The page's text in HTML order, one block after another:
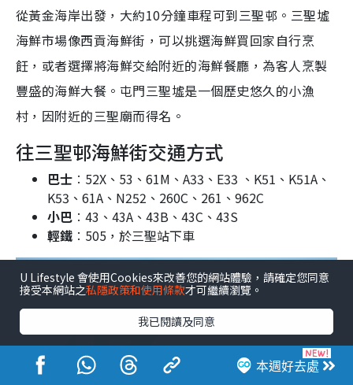
從黃金海岸出發，大約10分鐘車程可到三聖邨。三聖墟
海鮮市場像西貢海鮮街，可以挑選海鮮買回家自行烹
飪，或者選擇將海鮮交給附近的海鮮餐廳，為客人烹製
豐盛的海鮮大餐。屯門三聖墟是一個歷史悠久的小漁
村，因附近的三聖廟而得名。
往三聖邨海鮮街交通方式
巴士 ︰52X、53、61M、A33、E33 、K51、K51A、
K53、61A、N252、260C、261、962C
小巴 ︰43、43A、43B、43C、43S
輕鐵 ︰505，於三聖站下車
本週好去處
U Lifestyle 會使用Cookies來改善您的網站體驗，請確定您同意
接受本網站之私隱政策和使用條款才可繼續瀏覽。
我已閱讀及同意